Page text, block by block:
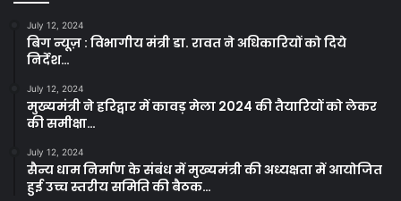
July 12, 2024
बिग न्यूज़ : विभागीय मंत्री डा. रावत ने अधिकारियों को दिये
निर्देश…
July 12, 2024
मुख्यमंत्री ने हरिद्वार में कावड़ मेला 2024 की तैयारियों को लेकर
की समीक्षा…
July 12, 2024
सैन्य धाम निर्माण के संबंध में मुख्यमंत्री की अध्यक्षता में आयोजित
हुई उच्च स्तरीय समिति की बैठक…